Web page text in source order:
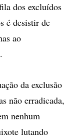
dos excluídos
é desistir de
ao
da exclusão
não erradicada,
nenhum
lutando